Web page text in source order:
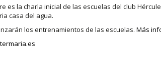
es la charla inicial de las escuelas del club
casa del agua.
los entrenamientos de las escuelas. Más